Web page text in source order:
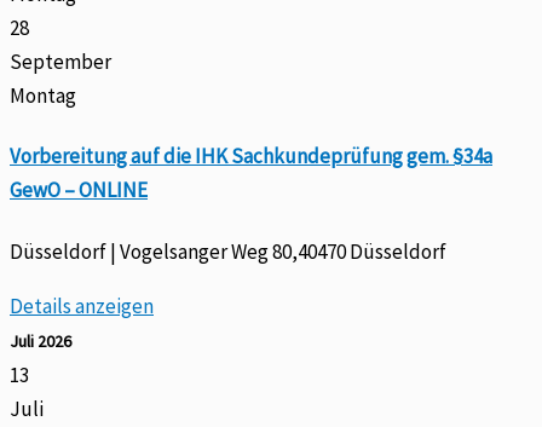
28
September
Montag
Vorbereitung auf die IHK Sachkundeprüfung gem. §34a
GewO – ONLINE
Düsseldorf | Vogelsanger Weg 80,40470 Düsseldorf
Details anzeigen
Juli 2026
13
Juli